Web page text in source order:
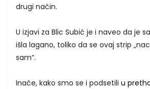
drugi način.
U izjavi za Blic Subić je i naveo da je
išla lagano, toliko da se ovaj strip
sam“.
Inače, kako smo se i podsetili u